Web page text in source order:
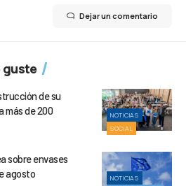
Dejar un comentario
guste
NOTICIAS
SOCIAL
de su
más de 200
NOTICIAS
sobre envases
agosto